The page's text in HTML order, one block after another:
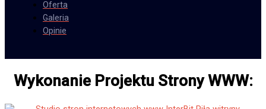
Oferta
Galeria
Opinie
Wykonanie Projektu Strony WWW: